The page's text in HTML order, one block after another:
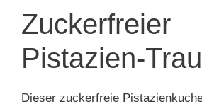
Zuckerfreier
Pistazien-
Dieser zuckerfreie